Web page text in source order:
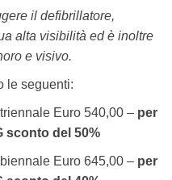
il defibrillatore,
alta visibilità ed è inoltre
e visivo.
le seguenti:
Euro 540,00 – per
sconto del 50%
Euro 645,00 – per